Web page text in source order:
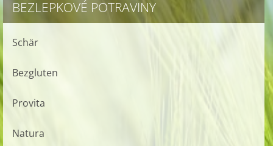
BEZLEPKOVÉ POTRAVINY
Schär
Bezgluten
Provita
Natura